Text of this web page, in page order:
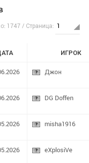
1747 / Страница:
ИГРОК
Джон
DG Doffen
misha1916
eXplosiVe